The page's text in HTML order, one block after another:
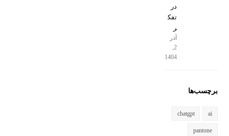
در
تفک
ر
آذر
2,
1404
برچسب‌ها
ai
chatgpt
pantone